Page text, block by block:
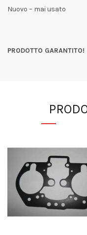
Nuovo – mai usato
PRODOTTO GARANTITO!